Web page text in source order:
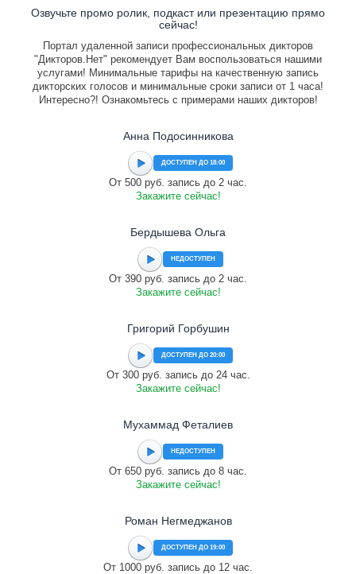
Озвучьте промо ролик, подкаст или презентацию прямо
сейчас!
Портал удаленной записи профессиональных дикторов
"Дикторов.Нет" рекомендует Вам воспользоваться нашими
услугами! Минимальные тарифы на качественную запись
дикторских голосов и минимальные сроки записи от 1 часа!
Интересно?! Ознакомьтесь с примерами наших дикторов!
Анна Подосинникова
ДОСТУПЕН ДО 18:00
От 500 руб. запись до 2 час.
Закажите сейчас!
Бердышева Ольга
НЕДОСТУПЕН
От 390 руб. запись до 2 час.
Закажите сейчас!
Григорий Горбушин
ДОСТУПЕН ДО 20:00
От 300 руб. запись до 24 час.
Закажите сейчас!
Мухаммад Феталиев
НЕДОСТУПЕН
От 650 руб. запись до 8 час.
Закажите сейчас!
Роман Негмеджанов
ДОСТУПЕН ДО 19:00
От 1000 руб. запись до 12 час.